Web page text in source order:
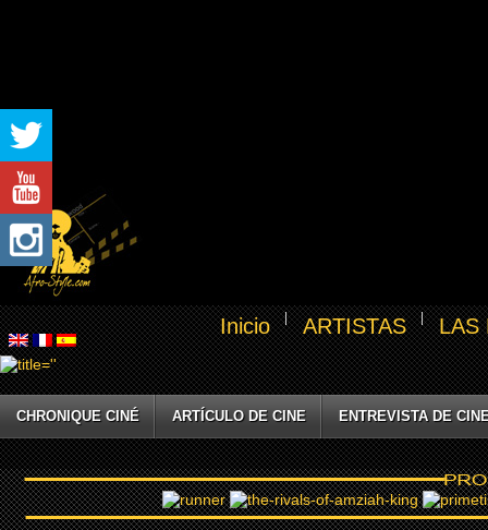
Inicio ARTISTAS LAS
CHRONIQUE CINÉ ARTÍCULO DE CINE ENTREVISTA DE